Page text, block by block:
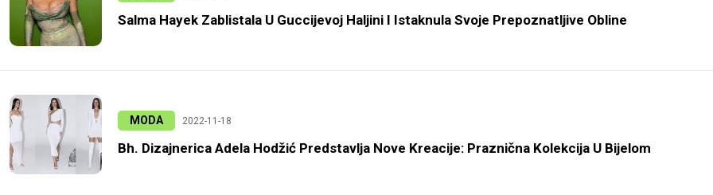
Salma Hayek Zablistala U Guccijevoj Haljini I Istaknula Svoje Prepoznatljive Obline
MODA 2022-11-18
Bh. Dizajnerica Adela Hodžić Predstavlja Nove Kreacije: Praznična Kolekcija U Bijelom